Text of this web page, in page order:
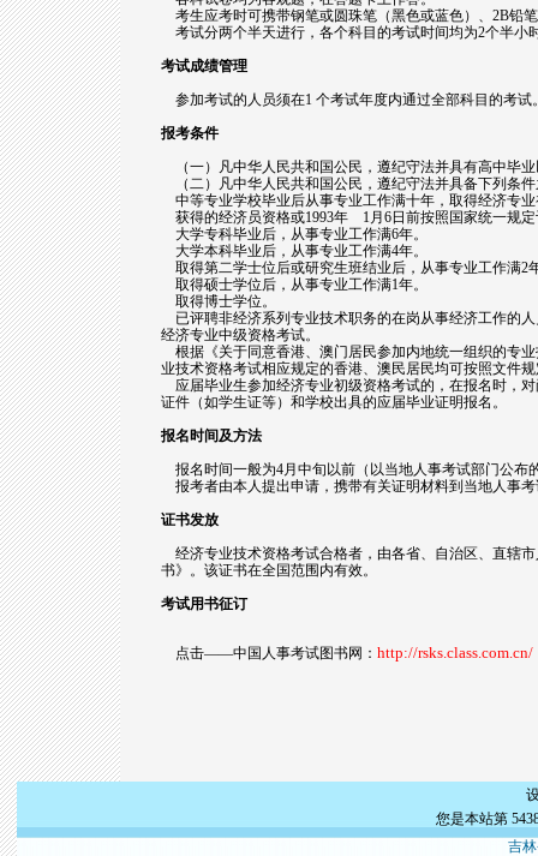
考生应考时可携带钢笔或圆珠笔（黑色或蓝色）、2B铅
考试分两个半天进行，各个科目的考试时间均为2个半小
考试成绩管理
参加考试的人员须在1 个考试年度内通过全部科目的考试
报考条件
（一）凡中华人民共和国公民，遵纪守法并具有高中毕
（二）凡中华人民共和国公民，遵纪守法并具备下列条
中等专业学校毕业后从事专业工作满十年，取得经济专
获得的经济员资格或1993年 1月6日前按照国家统一规定
大学专科毕业后，从事专业工作满6年。
大学本科毕业后，从事专业工作满4年。
取得第二学士位后或研究生班结业后，从事专业工作满2
取得硕士学位后，从事专业工作满1年。
取得博士学位。
已评聘非经济系列专业技术职务的在岗从事经济工作的
经济专业中级资格考试。
根据《关于同意香港、澳门居民参加内地统一组织的专
业技术资格考试相应规定的香港、澳民居民均可按照文件
应届毕业生参加经济专业初级资格考试的，在报名时，
证件（如学生证等）和学校出具的应届毕业证明报名。
报名时间及方法
报名时间一般为4月中旬以前（以当地人事考试部门公布
报考者由本人提出申请，携带有关证明材料到当地人事
证书发放
经济专业技术资格考试合格者，由各省、自治区、直辖
书》。该证书在全国范围内有效。
考试用书征订
点击——中国人事考试图书网： http://rsks.class.com.cn/
您是本站第
吉